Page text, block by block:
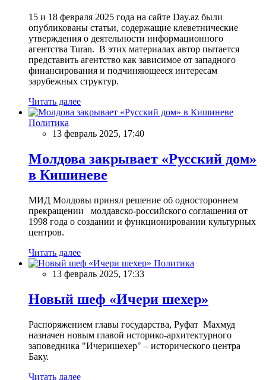
15 и 18 февраля 2025 года на сайте Day.az были
опубликованы статьи, содержащие клеветнические
утверждения о деятельности информационного
агентства Turan. В этих материалах автор пытается
представить агентство как зависимое от западного
финансирования и подчиняющееся интересам
зарубежных структур.
Читать далее
Политика
13 февраль 2025, 17:40
Молдова закрывает «Русский дом»
в Кишиневе
МИД Молдовы принял решение об одностороннем
прекращении молдавско-российского соглашения от
1998 года о создании и функционировании культурных
центров.
Читать далее
Политика
13 февраль 2025, 17:33
Новый шеф «Ичери шехер»
Распоряжением главы государства, Руфат Махмуд
назначен новым главой историко-архитектурного
заповедника "Ичеришехер" – исторического центра
Баку.
Читать далее